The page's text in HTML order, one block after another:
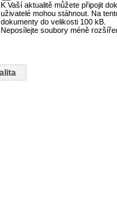
K Vaší aktualitě můžete připojit
uživatelé mohou stáhnout. Na
dokumenty do velikosti 100 kB.
Neposílejte soubory méně